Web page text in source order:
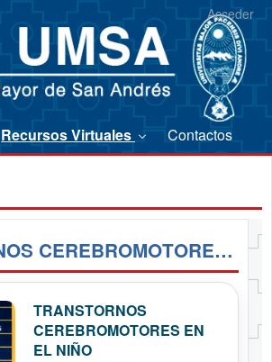
Acceder
Recursos Virtuales Contactos
TRANSTORNOS CEREBROMOTORES EN EL NIÑO
TRANSTORNOS
CEREBROMOTORES EN
EL NIÑO